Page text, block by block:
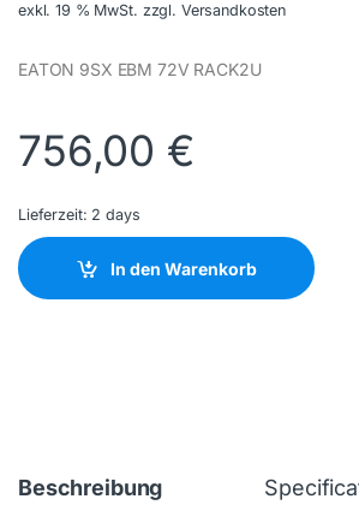
exkl. 19 % MwSt. zzgl. Versandkosten
EATON 9SX EBM 72V RACK2U
756,00 €
Lieferzeit: 2 days
In den Warenkorb
Beschreibung